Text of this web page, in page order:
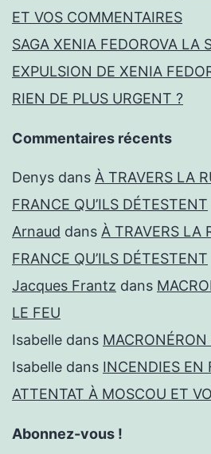
ET VOS COMMENTAIRES
SAGA XENIA FEDOROVA LA
EXPULSION DE XENIA
RIEN DE PLUS URGENT ?
Commentaires récents
Denys dans À TRAVERS LA
FRANCE QU’ILS DÉTESTENT
Arnaud dans À TRAVERS LA
FRANCE QU’ILS DÉTESTENT
Jacques Frantz dans
LE FEU
Isabelle dans
Isabelle dans INCENDIES EN
ATTENTAT À MOSCOU ET
Abonnez-vous !